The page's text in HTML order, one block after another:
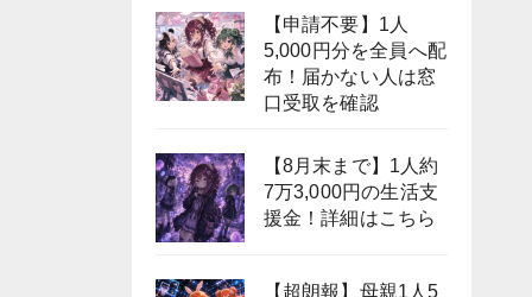
【申請不要】1人
5,000円分を全員へ配
布！届かない人は窓
口受取を確認
【8月末まで】1人約
7万3,000円の生活支
援金！詳細はこちら
【超朗報】母親1人5